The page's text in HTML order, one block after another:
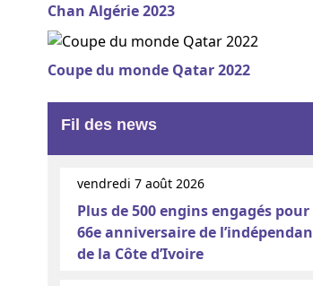
Chan Algérie 2023
Coupe du monde Qatar 2022
Fil des news
vendredi 7 août 2026
Plus de 500 engins engagés pour
66e anniversaire de
de la Côte d’Ivoire